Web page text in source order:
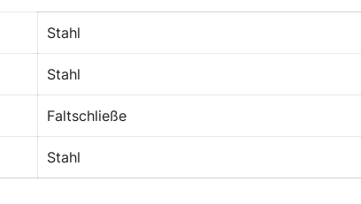
Stahl
Stahl
Faltschließe
Stahl